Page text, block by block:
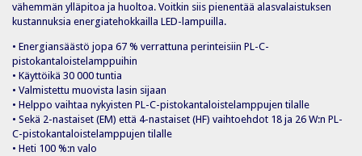
vähemmän ylläpitoa ja huoltoa. Voitkin siis pienentää alasvalaistuksen
kustannuksia energiatehokkailla LED-lampuilla.
• Energiansäästö jopa 67 % verrattuna perinteisiin PL-C-
pistokantaloistelamppuihin
• Käyttöikä 30 000 tuntia
• Valmistettu muovista lasin sijaan
• Helppo vaihtaa nykyisten PL-C-pistokantaloistelamppujen tilalle
• Sekä 2-nastaiset (EM) että 4-nastaiset (HF) vaihtoehdot 18 ja 26 W:n PL-
C-pistokantaloistelamppujen tilalle
• Heti 100 %:n valo